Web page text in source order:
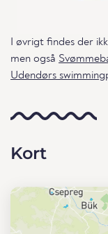
I øvrigt findes der
men også
Udendørs
Kort